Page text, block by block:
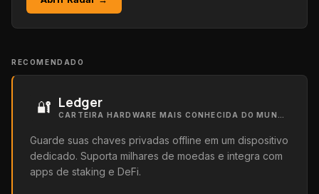
RECOMENDADO
🔐 Ledger
Guarde suas chaves privadas offline em um dispositivo
dedicado. Suporta milhares de moedas e integra com
apps de staking e DeFi.